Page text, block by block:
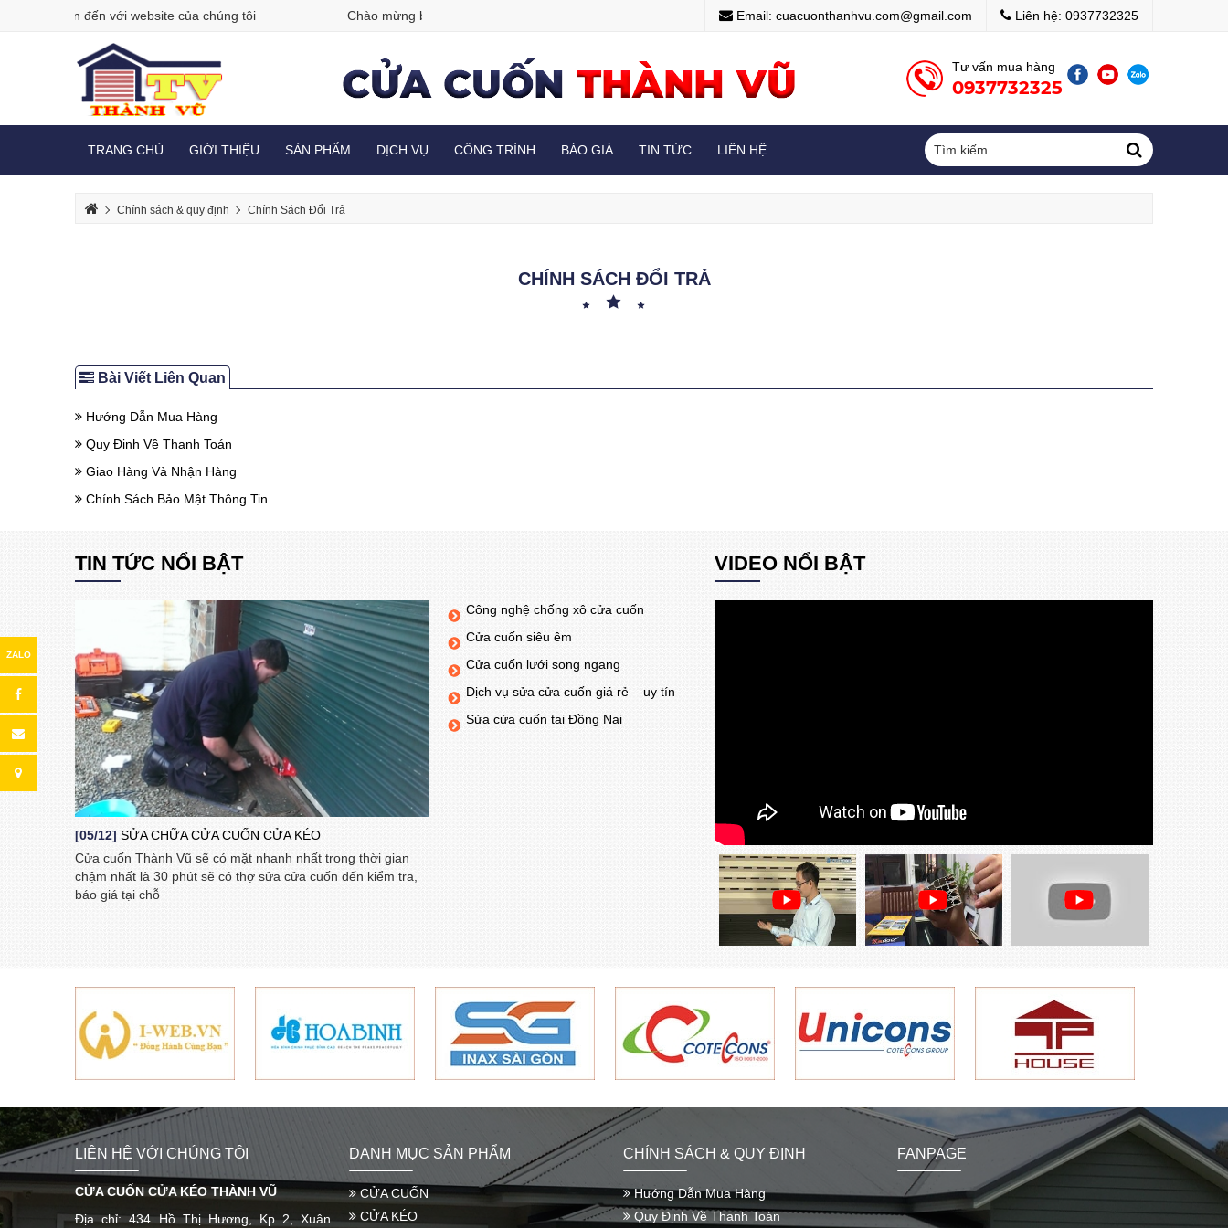
mừng bạn đến với website của chúng tôi Chào mừng bạn đến với website của chúng tôi Chào mừng bạn đến với website của chúng tôi
Email: cuacuonthanhvu.com@gmail.com Liên hệ: 0937732325
Tư vấn mua hàng
0937732325
TRANG CHỦ GIỚI THIỆU SẢN PHẨM DỊCH VỤ CÔNG TRÌNH BÁO GIÁ TIN TỨC LIÊN HỆ
Chính sách & quy định Chính Sách Đổi Trả
CHÍNH SÁCH ĐỔI TRẢ
Bài Viết Liên Quan
Hướng Dẫn Mua Hàng
Quy Định Về Thanh Toán
Giao Hàng Và Nhận Hàng
Chính Sách Bảo Mật Thông Tin
TIN TỨC NỔI BẬT
[05/12] SỬA CHỮA CỬA CUỐN CỬA KÉO
Cửa cuốn Thành Vũ sẽ có mặt nhanh nhất trong thời gian
chậm nhất là 30 phút sẽ có thợ sửa cửa cuốn đến kiểm tra,
báo giá tại chỗ
Công nghệ chống xô cửa cuốn
Cửa cuốn siêu êm
Cửa cuốn lưới song ngang
Dịch vụ sửa cửa cuốn giá rẻ – uy tín
Sửa cửa cuốn tại Đồng Nai
VIDEO NỔI BẬT
LIÊN HỆ VỚI CHÚNG TÔI
CỬA CUỐN CỬA KÉO THÀNH VŨ
Địa chỉ: 434 Hồ Thị Hương, Kp 2, Xuân
DANH MỤC SẢN PHẨM
CỬA CUỐN
CỬA KÉO
CHÍNH SÁCH & QUY ĐỊNH
Hướng Dẫn Mua Hàng
Quy Định Về Thanh Toán
FANPAGE